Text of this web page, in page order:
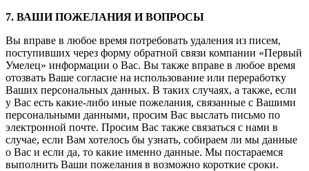
7. ВАШИ ПОЖЕЛАНИЯ И ВОПРОСЫ
Вы вправе в любое время потребовать удаления из писем,
поступивших через форму обратной связи компании «Первый
Умелец» информации о Вас. Вы также вправе в любое время
отозвать Ваше согласие на использование или переработку
Ваших персональных данных. В таких случаях, а также, если
у Вас есть какие-либо иные пожелания, связанные с Вашими
персональными данными, просим Вас выслать письмо по
электронной почте. Просим Вас также связаться с нами в
случае, если Вам хотелось бы узнать, собираем ли мы данные
о Вас и если да, то какие именно данные. Мы постараемся
выполнить Ваши пожелания в возможно короткие сроки.